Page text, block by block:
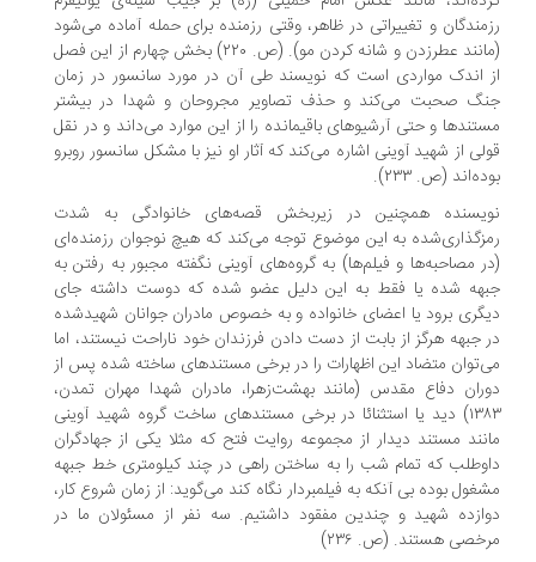
و تغییراتی در ظاهر، وقتی رزمنده برای حمله آماده می‌شود
(مانند عطرزدن و شانه‌ کردن مو). (ص. ۲۲۰) بخش چهارم از این فصل
اندک مواردی است که نویسند طی آن در مورد سانسور در زمان
صحبت می‌کند و حذف تصاویر مجروحان و شهدا در بیشتر
و حتی آرشیوهای باقیمانده را از این موارد می‌داند و در نقل
از شهید آوینی اشاره می‌کند که آثار او نیز با مشکل سانسور روبرو
(ص. ۲۳۳).
همچنین در زیربخش قصه‌های خانوادگی به شدت
به این موضوع توجه می‌کند که هیچ نوجوان رزمنده‌ای
مصاحبه‌ها و فیلم‌ها) به گروه‌های آوینی نگفته مجبور به رفتن به
شده یا فقط به این دلیل عضو شده که دوست داشته جای
برود یا اعضای خانواده و به خصوص مادران جوانان شهیدشده
جبهه هرگز از بابت از دست دادن فرزندان خود ناراحت نیستند، اما
متضاد این اظهارات را در برخی مستندهای ساخته شده پس از
دفاع مقدس (مانند بهشت‌زهرا، مادران شهدا مهران تمدن،
۱۳۸۳) دید یا استثنائا در برخی مستندهای ساخت گروه شهید آوینی
مستند دیدار از مجموعه روایت فتح که مثلا یکی از جهادگران
که تمام شب را به ساختن راهی در چند کیلومتری خط جبهه
بوده بی آنکه به فیلمبردار نگاه کند می‌گوید: از زمان شروع کار،
شهید و چندین مفقود داشتیم. سه نفر از مسئولان ما در
هستند. (ص. ۲۳۶)